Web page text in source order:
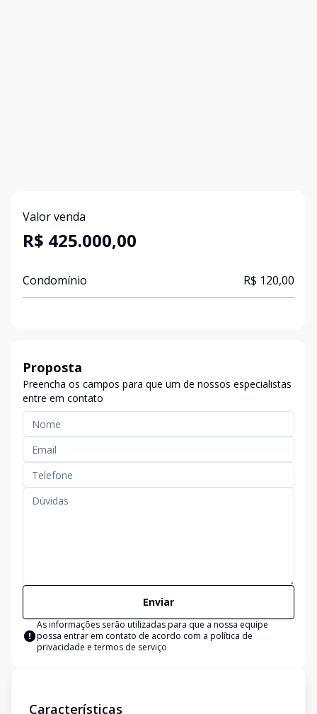
Valor venda
R$ 425.000,00
Condomínio R$ 120,00
Proposta
Preencha os campos para que um de nossos especialistas
entre em contato
Enviar
As informações serão utilizadas para que a nossa equipe
possa entrar em contato de acordo com a política de
privacidade e termos de serviço
Características